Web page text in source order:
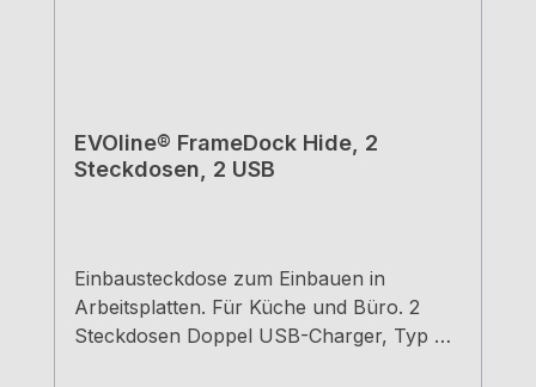
EVOline® FrameDock Hide, 2
Steckdosen, 2 USB
Einbausteckdose zum Einbauen in
Arbeitsplatten. Für Küche und Büro. 2
Steckdosen Doppel USB-Charger, Typ A